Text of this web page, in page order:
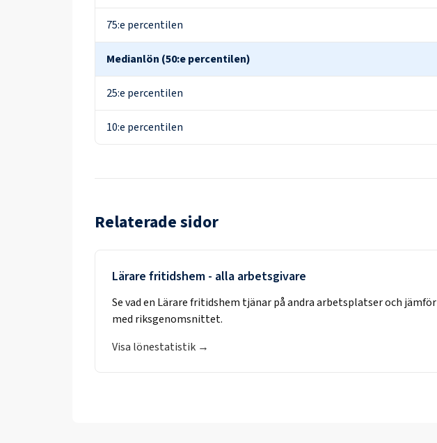
75:e percentilen
Medianlön (50:e percentilen)
25:e percentilen
10:e percentilen
Relaterade sidor
Lärare fritidshem - alla arbetsgivare
Se vad en Lärare fritidshem tjänar på andra arbetsplatser och jämför
med riksgenomsnittet.
Visa lönestatistik →